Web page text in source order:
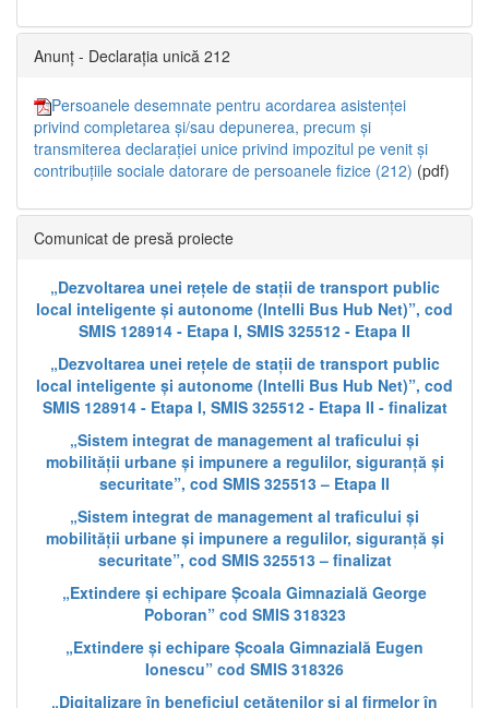
Anunț - Declarația unică 212
Persoanele desemnate pentru acordarea asistenței
privind completarea și/sau depunerea, precum și
transmiterea declarației unice privind impozitul pe venit și
contribuțiile sociale datorare de persoanele fizice (212) (pdf)
Comunicat de presă proiecte
„Dezvoltarea unei rețele de stații de transport public
local inteligente și autonome (Intelli Bus Hub Net)”, cod
SMIS 128914 - Etapa I, SMIS 325512 - Etapa II
„Dezvoltarea unei rețele de stații de transport public
local inteligente și autonome (Intelli Bus Hub Net)”, cod
SMIS 128914 - Etapa I, SMIS 325512 - Etapa II - finalizat
„Sistem integrat de management al traficului și
mobilității urbane și impunere a regulilor, siguranță și
securitate”, cod SMIS 325513 – Etapa II
„Sistem integrat de management al traficului și
mobilității urbane și impunere a regulilor, siguranță și
securitate”, cod SMIS 325513 – finalizat
„Extindere și echipare Școala Gimnazială George
Poboran” cod SMIS 318323
„Extindere și echipare Școala Gimnazială Eugen
Ionescu” cod SMIS 318326
„Digitalizare în beneficiul cetățenilor și al firmelor în